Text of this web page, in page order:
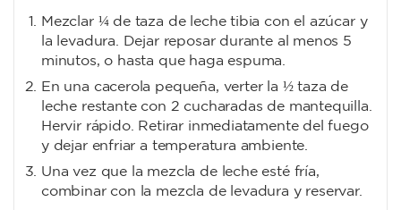
Mezclar ¼ de taza de leche tibia con el azúcar y
la levadura. Dejar reposar durante al menos 5
minutos, o hasta que haga espuma.
En una cacerola pequeña, verter la ½ taza de
leche restante con 2 cucharadas de mantequilla.
Hervir rápido. Retirar inmediatamente del fuego
y dejar enfriar a temperatura ambiente.
Una vez que la mezcla de leche esté fría,
combinar con la mezcla de levadura y reservar.